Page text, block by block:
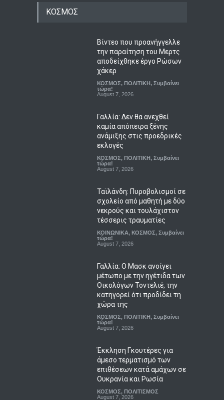
ΚΟΣΜΟΣ
Βίντεο που προανήγγελλε
την παραίτηση του Μερτς
αποδείχθηκε έργο Ρώσων
χάκερ
ΚΟΣΜΟΣ, ΠΟΛΙΤΙΚΗ, Συμβαίνει
τώρα!
August 7, 2026
Γαλλία: Δεν θα ανεχθεί
καμία απόπειρα ξένης
ανάμιξης στις προεδρικές
εκλογές
ΚΟΣΜΟΣ, ΠΟΛΙΤΙΚΗ, Συμβαίνει
τώρα!
August 7, 2026
Ταϊλάνδη: Πυροβολισμοί σε
σχολείο από μαθητή με δύο
νεκρούς και τουλάχιστον
τέσσερις τραυματίες
ΚΟΙΝΩΝΙΚΑ, ΚΟΣΜΟΣ, Συμβαίνει
τώρα!
August 7, 2026
Γαλλία: Ο Μασκ ανοίγει
μέτωπο με την ηγέτιδα των
Οικολόγων Τοντελιέ, την
κατηγορεί ότι προδίδει τη
χώρα της
ΚΟΣΜΟΣ, ΠΟΛΙΤΙΚΗ, Συμβαίνει
τώρα!
August 7, 2026
Έκκληση Γκουτέρες για
άμεσο τερματισμό των
επιθέσεων κατά αμάχων σε
Ουκρανία και Ρωσία
ΚΟΣΜΟΣ, ΠΟΛΙΤΙΣΜΟΣ
August 7, 2026